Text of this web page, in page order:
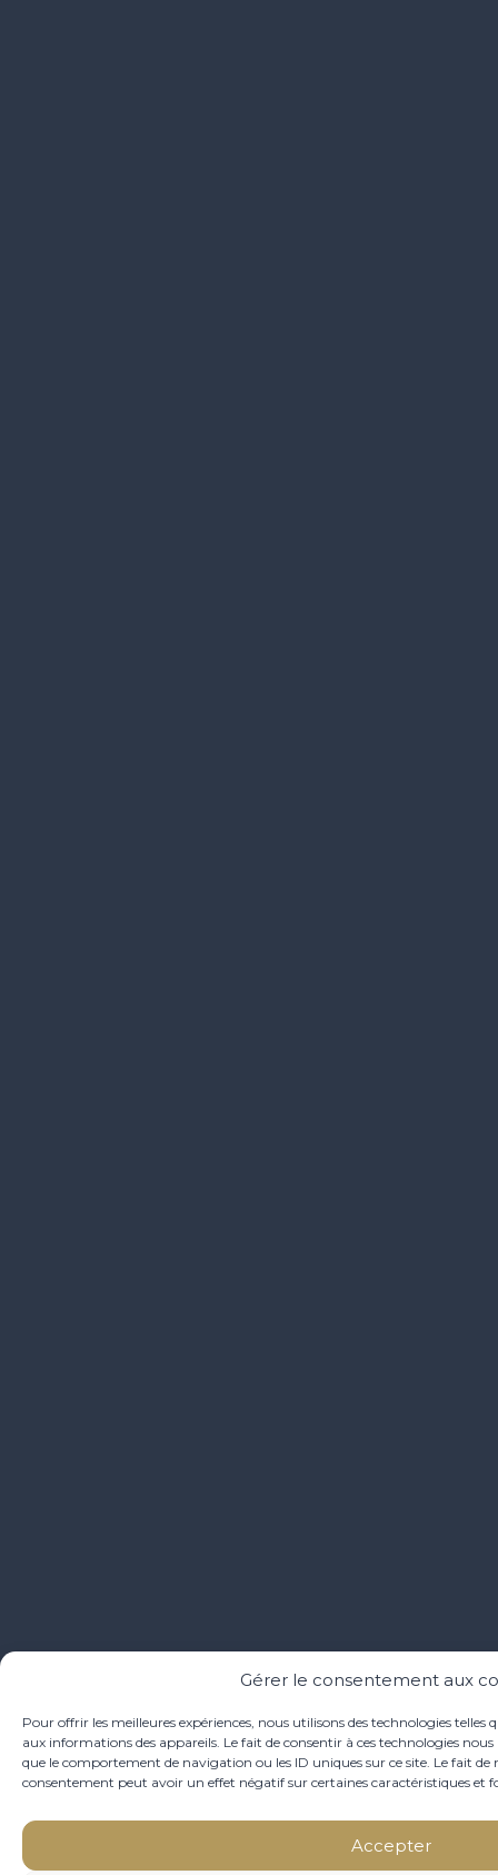
Gérer le consentement aux
Pour offrir les meilleures expériences, nous utilisons des technologies telles
aux informations des appareils. Le fait de consentir à ces technologies
que le comportement de navigation ou les ID uniques sur ce site. Le fait de
consentement peut avoir un effet négatif sur certaines caractéristiques et
Accepter